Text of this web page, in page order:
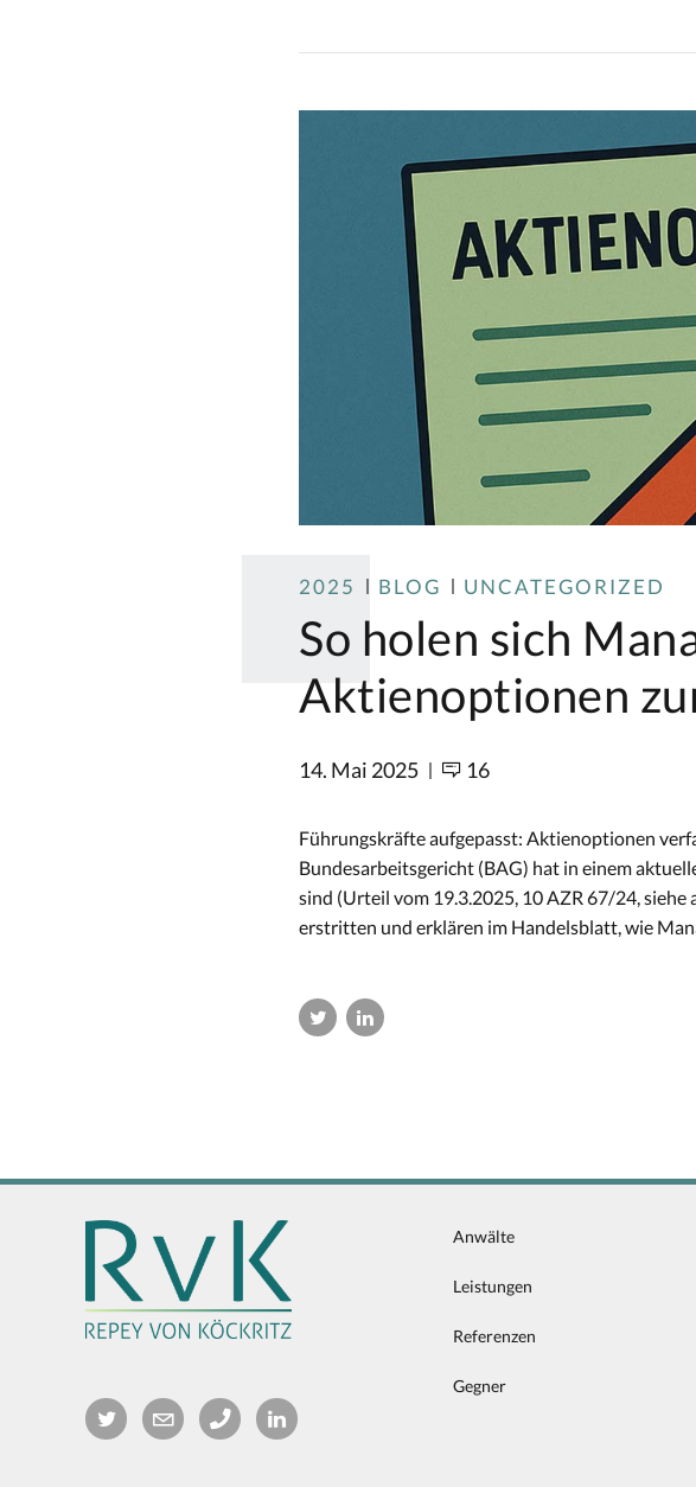
2025 BLOG UNCATEGORIZED
So holen sich
Aktienoptionen
14. Mai 2025 16
Führungskräfte aufgepasst: Aktienoptionen
Bundesarbeitsgericht (BAG) hat in einem
sind (Urteil vom 19.3.2025, 10 AZR 67/24,
erstritten und erklären im Handelsblatt, wie
Anwälte
Leistungen
Referenzen
Gegner